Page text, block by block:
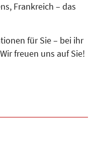
Frankreich – das
für Sie – bei ihr
freuen uns auf Sie!